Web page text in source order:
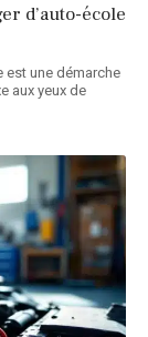
d’auto-école
est une démarche
aux yeux de